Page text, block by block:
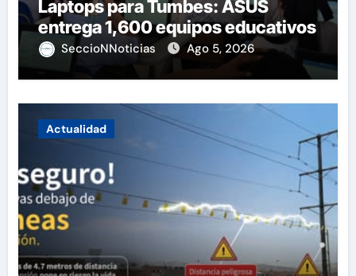
Laptops para Tumbes: ASUS
entrega 1,600 equipos educativos
SeccioNNoticias Ago 5, 2026
Actualidad